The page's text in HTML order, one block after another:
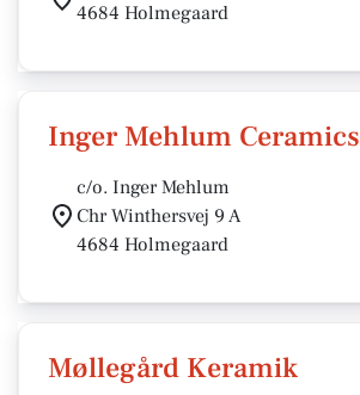
4684 Holmegaard
Inger Mehlum Ceramics
c/o. Inger Mehlum
Chr Winthersvej 9 A
4684 Holmegaard
Møllegård Keramik